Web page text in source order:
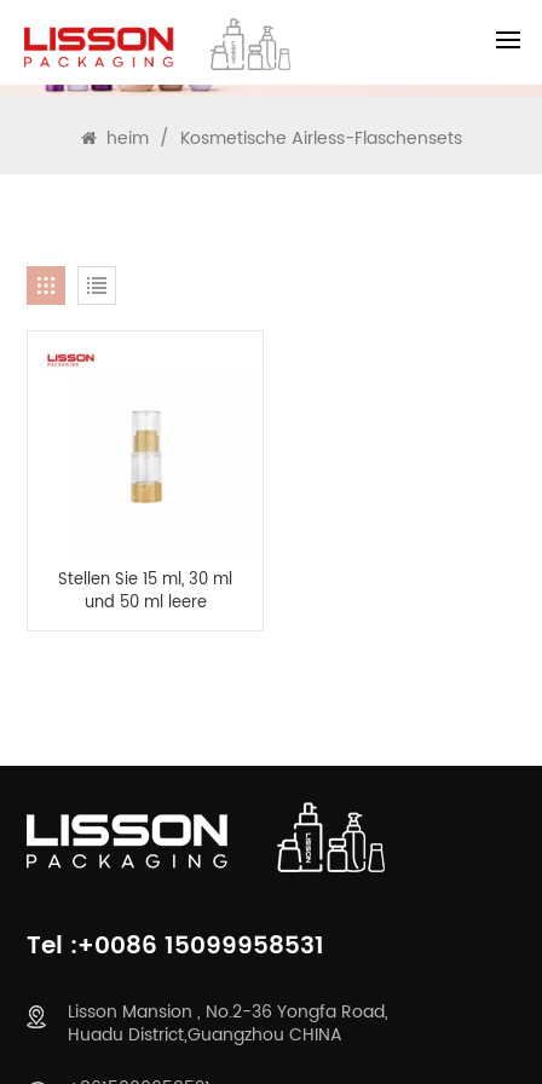
SUCHEN
heim / Kosmetische Airless-Flaschensets
Stellen Sie 15 ml, 30 ml
und 50 ml leere
Airless-Flaschen bereit
Tel :+0086 15099958531
Lisson Mansion , No.2-36 Yongfa Road,
Huadu District,Guangzhou CHINA